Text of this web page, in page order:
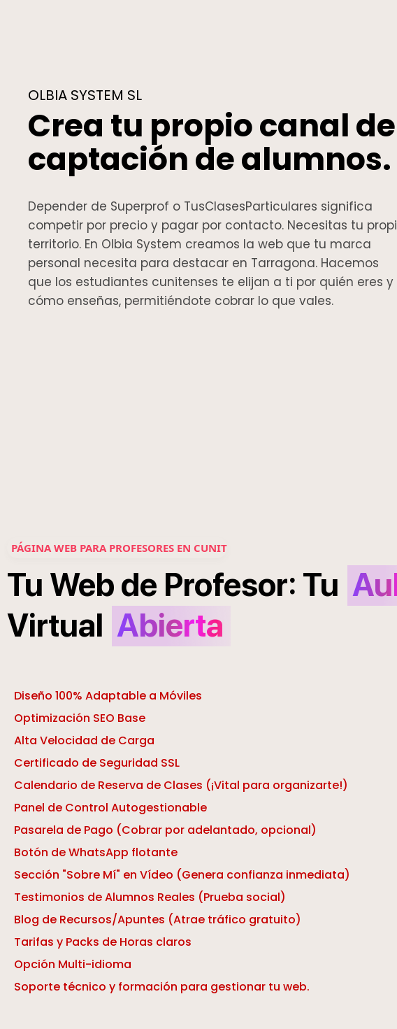
OLBIA SYSTEM SL
Crea tu propio canal de
captación de alumnos.
Depender de Superprof o TusClasesParticulares significa
competir por precio y pagar por contacto. Necesitas tu
territorio. En Olbia System creamos la web que tu marca
personal necesita para destacar en Tarragona. Hacemos
que los estudiantes cunitenses te elijan a ti por quién eres y
cómo enseñas, permitiéndote cobrar lo que vales.
PÁGINA WEB PARA PROFESORES EN CUNIT
Tu Web de Profesor: Tu
Virtual Abierta
Diseño 100% Adaptable a Móviles
Optimización SEO Base
Alta Velocidad de Carga
Certificado de Seguridad SSL
Calendario de Reserva de Clases (¡Vital para organizarte!)
Panel de Control Autogestionable
Pasarela de Pago (Cobrar por adelantado, opcional)
Botón de WhatsApp flotante
Sección "Sobre Mí" en Vídeo (Genera confianza inmediata)
Testimonios de Alumnos Reales (Prueba social)
Blog de Recursos/Apuntes (Atrae tráfico gratuito)
Tarifas y Packs de Horas claros
Opción Multi-idioma
Soporte técnico y formación para gestionar tu web.